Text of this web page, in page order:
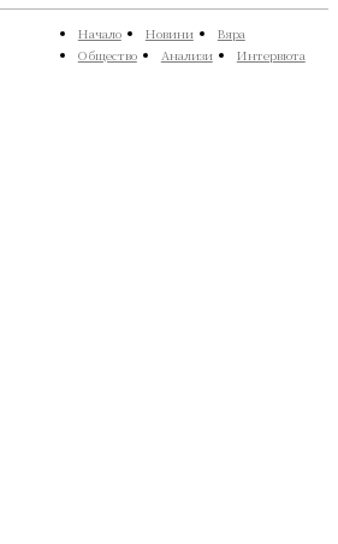
Начало Новини
Вяра
Общество
Анализи Интервюта